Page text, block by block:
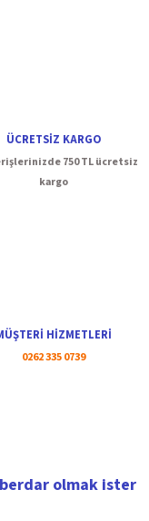
ÜCRETSİZ KARGO
750 TL ücretsiz
kargo
HİZMETLERİ
0262 335 0739
olmak ister